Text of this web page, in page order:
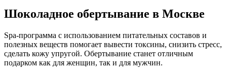
Шоколадное обертывание в Москве
Spa-программа с использованием питательных составов и
полезных веществ помогает вывести токсины, снизить стресс,
сделать кожу упругой. Обертывание станет отличным
подарком как для женщин, так и для мужчин.